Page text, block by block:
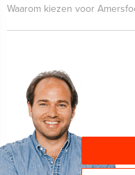
Waarom kiezen voor